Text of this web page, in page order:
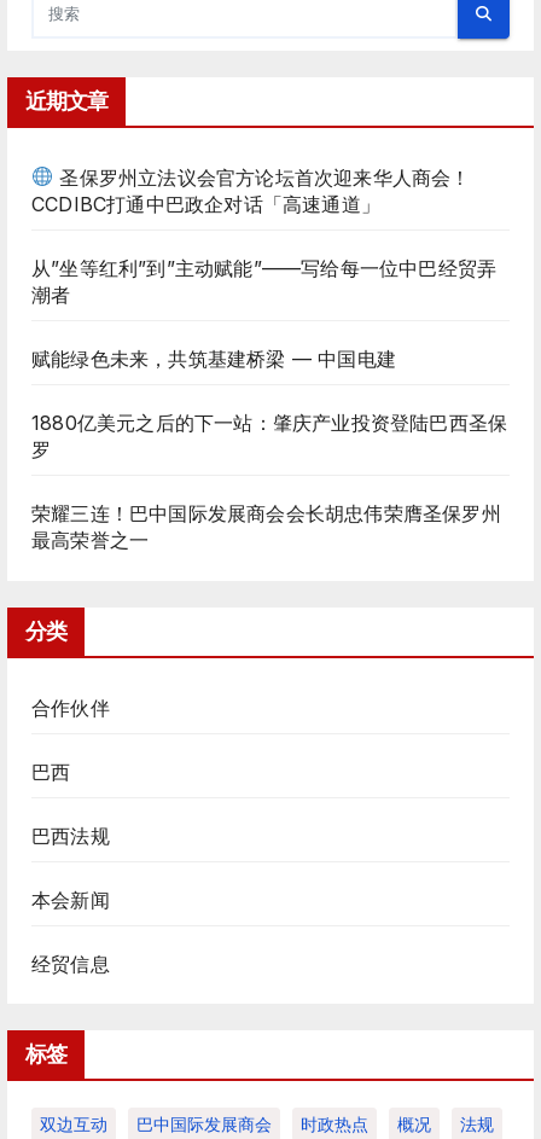
近期文章
圣保罗州立法议会官方论坛首次迎来华人商会！
CCDIBC打通中巴政企对话「高速通道」
从”坐等红利”到”主动赋能”——写给每一位中巴经贸弄
潮者
赋能绿色未来，共筑基建桥梁 — 中国电建
1880亿美元之后的下一站：肇庆产业投资登陆巴西圣保
罗
荣耀三连！巴中国际发展商会会长胡忠伟荣膺圣保罗州
最高荣誉之一
分类
合作伙伴
巴西
巴西法规
本会新闻
经贸信息
标签
双边互动 巴中国际发展商会 时政热点 概况 法规